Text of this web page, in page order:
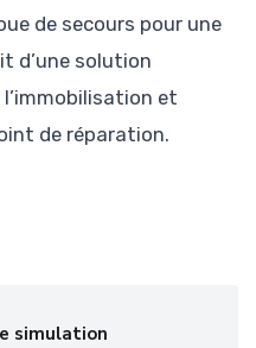
de secours pour une
d’une solution
et
de réparation.
simulation